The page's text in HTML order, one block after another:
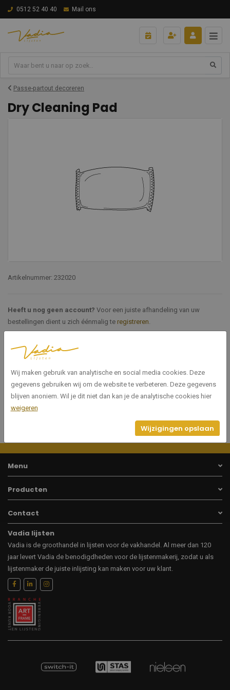
0512 52 40 40 Mail ons
Passe-partout decoreren
Dry Cleaning Pad
Artikelnummer: 232020
Heeft u nog geen account? Voor een juiste afhandeling van uw
bestellingen dient u zich éénmalig te registreren.
Specificaties
Artikelnummer 232020
Menu
Producten
Contact
Vadia lijsten
Vadia is de groothandel in lijsten voor de vakhandel. Al meer dan 120
jaar levert Vadia de benodigdheden voor de lijstenmakerij, zodat u als
lijstenmaker de juiste inlijsting kan maken voor uw klant.
Wij maken gebruik van analytische en social media cookies. Deze
gegevens gebruiken wij om de website te verbeteren. Deze gegevens
blijven anoniem. Wil je dit niet dan kan je de analytische cookies hier
weigeren
Wijzigingen opslaan